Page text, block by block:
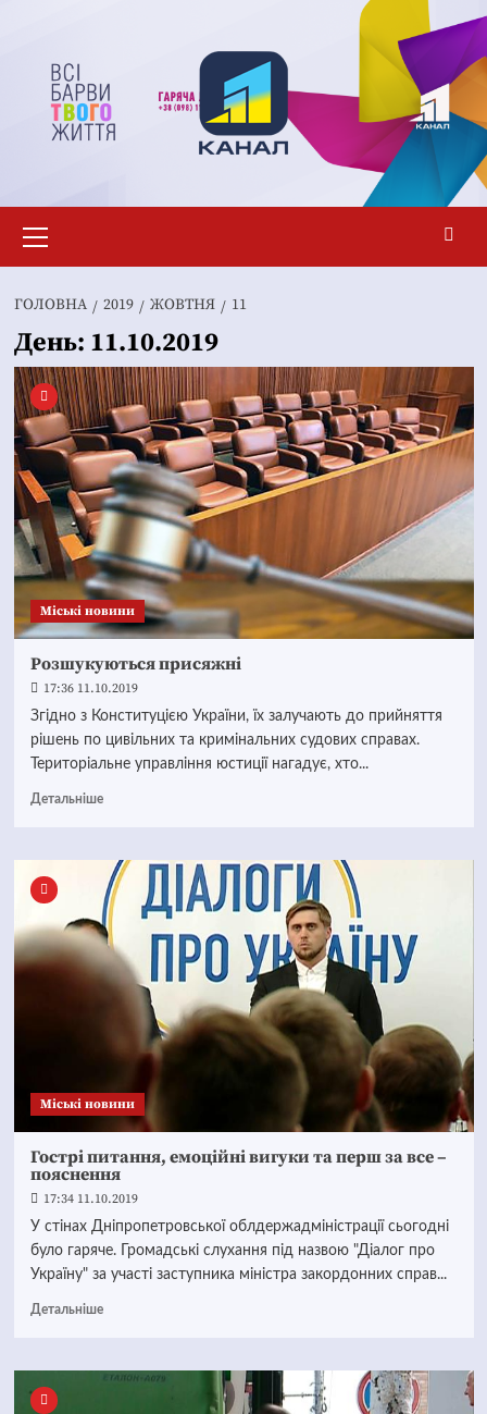
вмісту
меню
ГОЛОВНА 2019 ЖОВТНЯ 11
День: 11.10.2019
Mіські новини
Розшукуються присяжні
17:36 11.10.2019
Згідно з Конституцією України, їх залучають до прийняття
рішень по цивільних та кримінальних судових справах.
Територіальне управління юстиції нагадує, хто...
Детальніше
Mіські новини
Гострі питання, емоційні вигуки та перш за все –
пояснення
17:34 11.10.2019
У стінах Дніпропетровської облдержадміністрації сьогодні
було гаряче. Громадські слухання під назвою "Діалог про
Україну" за участі заступника міністра закордонних справ...
Детальніше